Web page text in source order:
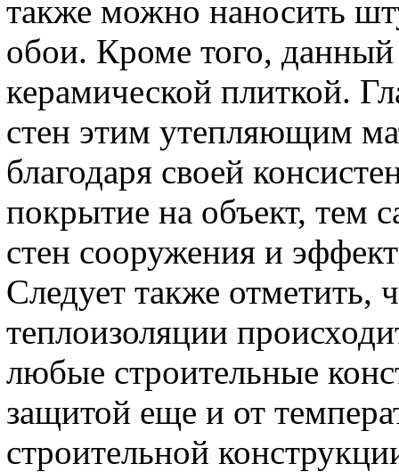
также можно наносить
обои. Кроме того,
керамической плиткой.
стен этим утепляющим
благодаря своей
покрытие на объект, тем
стен сооружения и
Следует также отметить,
теплоизоляции
любые строительные
защитой еще и от
строительной